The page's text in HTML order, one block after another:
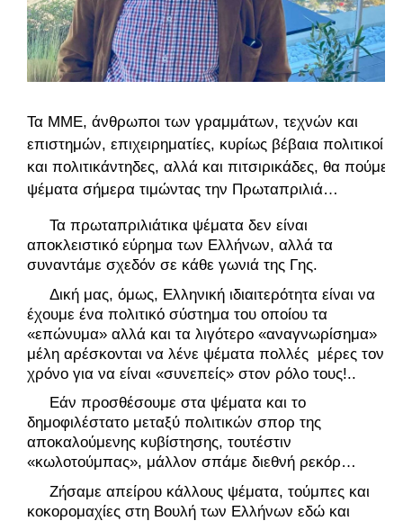
Τα ΜΜΕ, άνθρωποι των γραμμάτων, τεχνών και
επιστημών, επιχειρηματίες, κυρίως βέβαια πολιτικοί
και πολιτικάντηδες, αλλά και πιτσιρικάδες, θα πούμε
ψέματα σήμερα τιμώντας την Πρωταπριλιά…
Τα πρωταπριλιάτικα ψέματα δεν είναι
αποκλειστικό εύρημα των Ελλήνων, αλλά τα
συναντάμε σχεδόν σε κάθε γωνιά της Γης.
Δική μας, όμως, Ελληνική ιδιαιτερότητα είναι να
έχουμε ένα πολιτικό σύστημα του οποίου τα
«επώνυμα» αλλά και τα λιγότερο «αναγνωρίσημα»
μέλη αρέσκονται να λένε ψέματα πολλές  μέρες τον
χρόνο για να είναι «συνεπείς» στον ρόλο τους!..
Εάν προσθέσουμε στα ψέματα και το
δημοφιλέστατο μεταξύ πολιτικών σπορ της
αποκαλούμενης κυβίστησης, τουτέστιν
«κωλοτούμπας», μάλλον σπάμε διεθνή ρεκόρ…
Ζήσαμε απείρου κάλλους ψέματα, τούμπες και
κοκορομαχίες στη Βουλή των Ελλήνων εδώ και